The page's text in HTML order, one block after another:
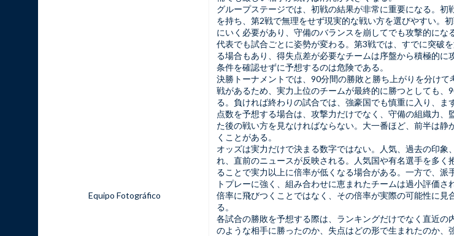
Equipo Fotográfico
グループステージでは、初戦の結果が非常に重要になる。初
を持ち、第2戦で無理をせず現実的な戦い方を選びやすい。
にいく必要があり、守備のバランスを崩してでも攻撃的にな
代表でも試合ごとに姿勢が変わる。第3戦では、すでに突破
る場合もあり、得失点差が必要なチームは序盤から積極的に
条件を確認せずに予想するのは危険である。
決勝トーナメントでは、90分間の勝敗と勝ち上がりを分け
戦があるため、実力上位のチームが最終的に勝つとしても、
る。負ければ終わりの試合では、強豪国でも慎重に入り、ま
点数を予想する場合は、攻撃力だけでなく、守備の組織力、
た後の戦い方を見なければならない。大一番ほど、前半は静
くことがある。
オッズは実力だけで決まる数字ではない。人気、過去の印象
れ、直前のニュースが反映される。人気国や有名選手を多く
ることで実力以上に倍率が低くなる場合がある。一方で、派
トプレーに強く、組み合わせに恵まれたチームは過小評価さ
倍率に飛びつくことではなく、その倍率が実際の可能性に見
る。
各試合の勝敗を予想する際は、ランキングだけでなく直近の
のような相手に勝ったのか、失点はどの形で生まれたのか、